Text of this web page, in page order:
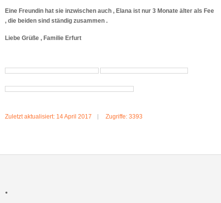
Eine Freundin hat sie inzwischen auch , Elana ist nur 3 Monate älter als Fee
, die beiden sind ständig zusammen .
Liebe Grüße , Familie Erfurt
Zuletzt aktualisiert: 14 April 2017 Zugriffe: 3393